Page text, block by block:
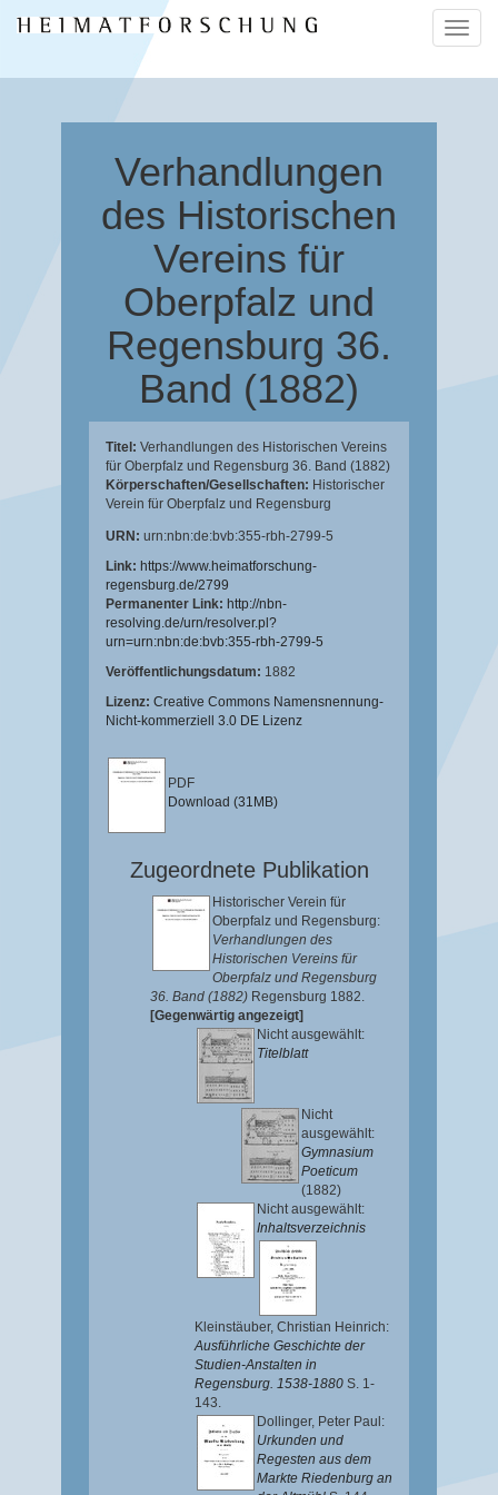
ein-/
Verhandlungen
des Historischen
Vereins für
Oberpfalz und
Regensburg 36.
Band (1882)
Titel: Verhandlungen des Historischen Vereins
für Oberpfalz und Regensburg 36. Band (1882)
Körperschaften/Gesellschaften: Historischer
Verein für Oberpfalz und Regensburg
URN: urn:nbn:de:bvb:355-rbh-2799-5
Link: https://www.heimatforschung-
regensburg.de/2799
Permanenter Link: http://nbn-
resolving.de/urn/resolver.pl?
urn=urn:nbn:de:bvb:355-rbh-2799-5
Veröffentlichungsdatum: 1882
Lizenz: Creative Commons Namensnennung-
Nicht-kommerziell 3.0 DE Lizenz
PDF
Download (31MB)
Zugeordnete Publikation
Historischer Verein für
Oberpfalz und Regensburg:
Verhandlungen des
Historischen Vereins für
Oberpfalz und Regensburg
36. Band (1882) Regensburg 1882.
[Gegenwärtig angezeigt]
Nicht ausgewählt:
Titelblatt
Nicht
ausgewählt:
Gymnasium
Poeticum
(1882)
Nicht ausgewählt:
Inhaltsverzeichnis
Kleinstäuber, Christian Heinrich:
Ausführliche Geschichte der
Studien-Anstalten in
Regensburg. 1538-1880 S. 1-
143.
Dollinger, Peter Paul :
Urkunden und
Regesten aus dem
Markte Riedenburg an